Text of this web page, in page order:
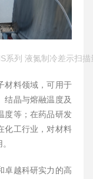
系列 液氮制冷差示扫
材料领域，可用于
结晶与熔融温度及
度等；在药品研发
化工行业，对材料
卓越科研实力的高